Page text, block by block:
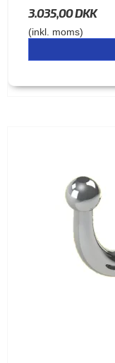
3.035,00 DKK
(inkl. moms)